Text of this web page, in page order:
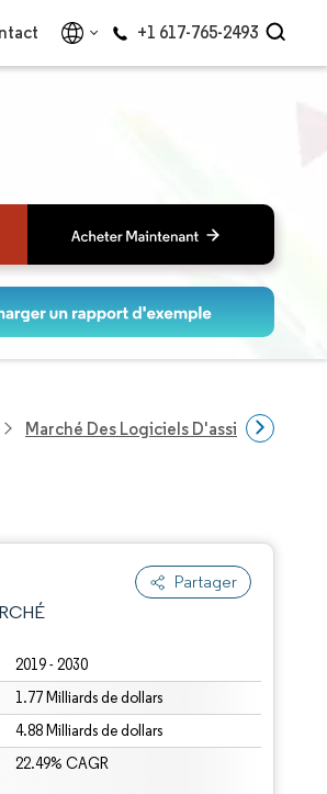
+1 617-765-2493
Marché Des Logiciels D'assistant De
Partager
2019 - 2030
1.77 Milliards de dollars
4.88 Milliards de dollars
22.49% CAGR